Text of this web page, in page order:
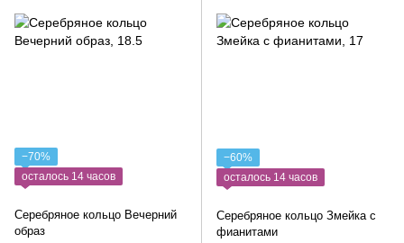
−70%
осталось 14 часов
Серебряное кольцо Вечерний
образ
−60%
осталось 14 часов
Серебряное кольцо Змейка с
фианитами